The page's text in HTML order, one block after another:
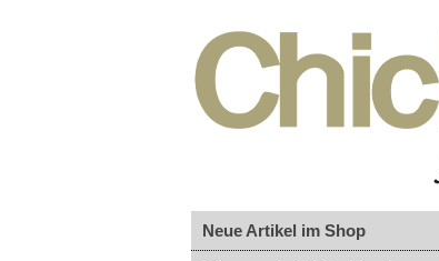
Neue Artikel im Shop